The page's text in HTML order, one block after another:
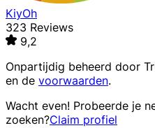
KiyOh
323 Reviews
9,2
Onpartijdig beheerd door
en de voorwaarden.
Wacht even! Probeerde je
zoeken?Claim profiel